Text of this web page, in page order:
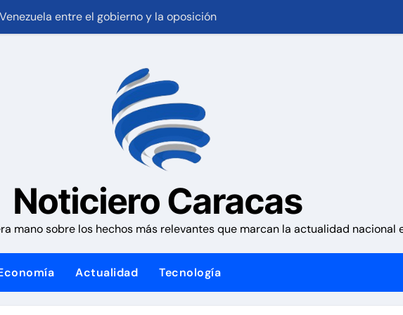
presidente de Colombia para el periodo 2026-2030
Crediticio con Subsidio Directo en encuentro con Juntas de Condominio
con la vista puesta en el estrecho de Ormuz
activan el encuentro «Repensando a Venezuela» para impulsar propuestas
la presidencia desde la Casa de Nariño
los futbolistas del Caracas Fútbol Club juntaron fuerzas para ayudar a las
habitacional por sismos ha beneficiado a unas 2.000 personas en una
Noticiero Caracas
mano sobre los hechos más relevantes que marcan la actualidad nacional
Actualidad Tecnología